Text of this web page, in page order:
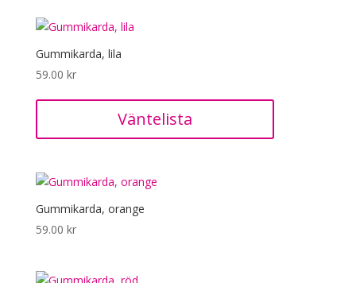
Gummikarda, lila
59.00 kr
Väntelista
Gummikarda, orange
59.00 kr